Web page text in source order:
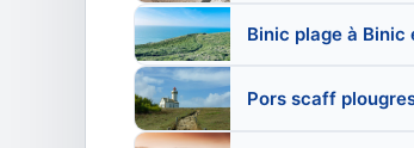
Binic plage à Binic
Pors scaff